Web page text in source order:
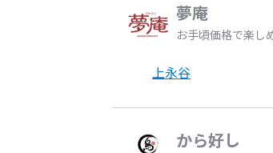
夢庵
お手頃価格で楽し
上永谷
から好し